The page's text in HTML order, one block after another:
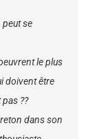
peut se
le plus
doivent être
??
dans son